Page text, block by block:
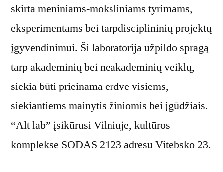
skirta meniniams-moksliniams tyrimams,
eksperimentams bei tarpdisciplininių projektų
įgyvendinimui. Ši laboratorija užpildo spragą
tarp akademinių bei neakademinių veiklų,
siekia būti prieinama erdve visiems,
siekiantiems mainytis žiniomis bei įgūdžiais.
“Alt lab” įsikūrusi Vilniuje, kultūros
komplekse SODAS 2123 adresu Vitebsko 23.